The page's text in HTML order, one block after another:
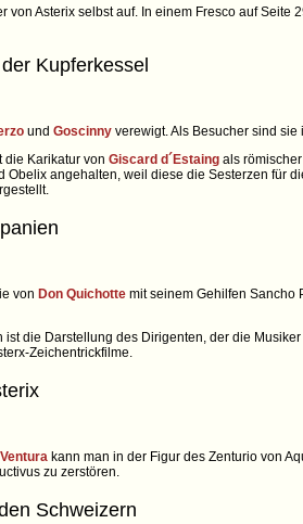
von Asterix selbst auf. In einem Fresco auf Seite
Kupferkessel
und Goscinny verewigt. Als Besucher sind sie
die Karikatur von Giscard d´Estaing als
Obelix angehalten, weil diese die Sesterzen für
von Don Quichotte mit seinem Gehilfen Sancho
ist die Darstellung des Dirigenten, der die
Zeichentrickfilme.
kann man in der Figur des Zenturio von
zu zerstören.
Schweizern